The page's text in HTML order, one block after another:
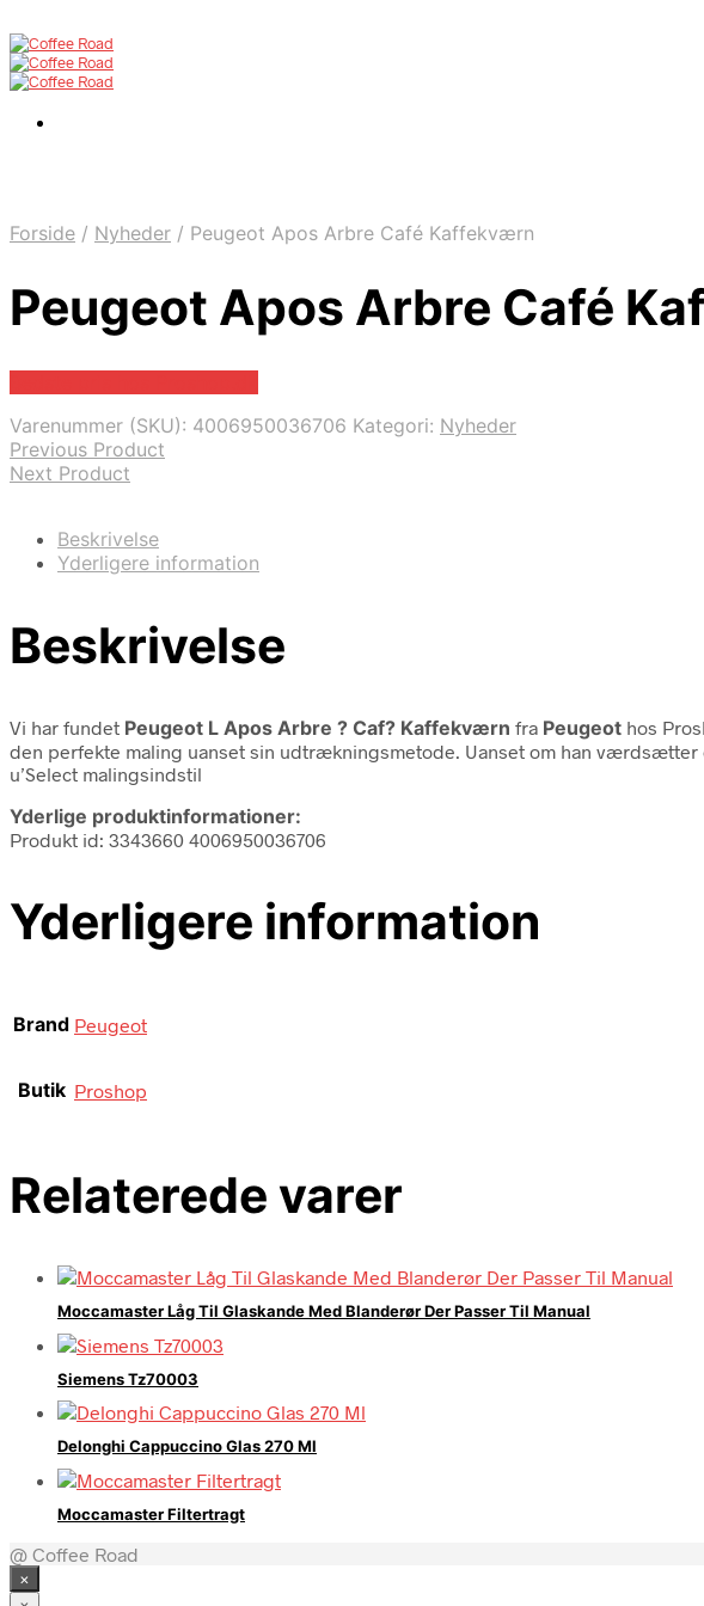
Forside / Nyheder / Peugeot Apos Arbre Café Kaffekværn
Peugeot Apos Arbre Café
Varenummer (SKU): 4006950036706 Kategori: Nyheder
Previous Product
Next Product
Beskrivelse
Yderligere information
Beskrivelse
Vi har fundet Peugeot L Apos Arbre ? Caf? Kaffekværn fra Peugeot hos
den perfekte maling uanset sin udtrækningsmetode. Uanset om han
u’Select malingsindstil
Yderlige produktinformationer:
Produkt id: 3343660 4006950036706
Yderligere information
Brand Peugeot
Butik Proshop
Relaterede varer
Moccamaster Låg Til Glaskande Med Blanderør Der Passer Til Manual
Siemens Tz70003
Delonghi Cappuccino Glas 270 Ml
Moccamaster Filtertragt
@ Coffee Road
×